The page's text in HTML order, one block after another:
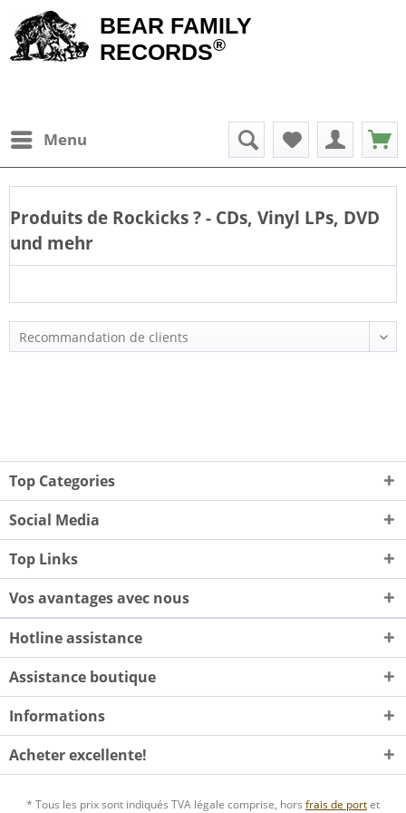
BEAR FAMILY
RECORDS®
Menu
Produits de Rockicks? - CDs, Vinyl LPs, DVD
und mehr
Top Categories
Social Media
Top Links
Vos avantages avec nous
Hotline assistance
Assistance boutique
Informations
Acheter excellente!
* Tous les prix sont indiqués TVA légale comprise, hors frais de portet